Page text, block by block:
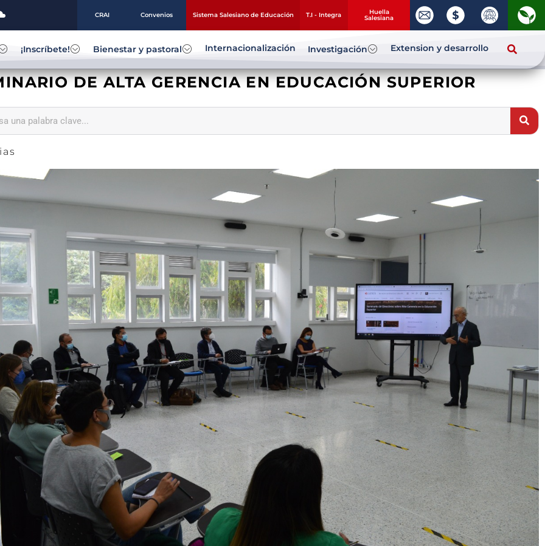
CRAI Convenios Sistema Salesiano de Educación T.I - Integra Huella
Salesiana
¡Inscríbete! Bienestar y pastoral Internacionalización Investigación Extension y desarrollo
DE ALTA GERENCIA EN EDUCACIÓN SUPERIOR